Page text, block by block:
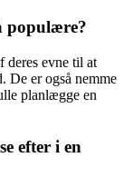
populære?
deres evne til at
De er også nemme
planlægge en
efter i en